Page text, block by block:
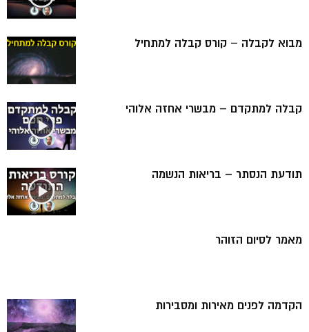
מבוא לקבלה – קורס קבלה למתחיל
קבלה למתקדם – מבשרי אחזה אלוהי
תודעת הנסתר – בריאות הנשמה
מאמר לסיום הזוהר
הקדמה לפנים מאירות ומסבירות